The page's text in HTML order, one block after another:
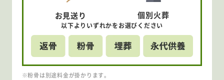
お見送り 個別火葬
以下より いずれかをお選びください
※粉骨は別途料金が掛かります。